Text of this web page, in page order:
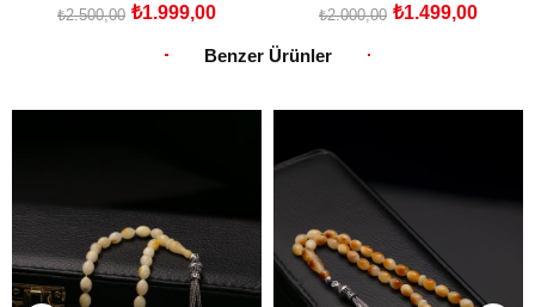
Kehribar Kolye
₺1.999,00
₺2.500,00
₺1.499,00
₺2.000,00
Benzer Ürünler